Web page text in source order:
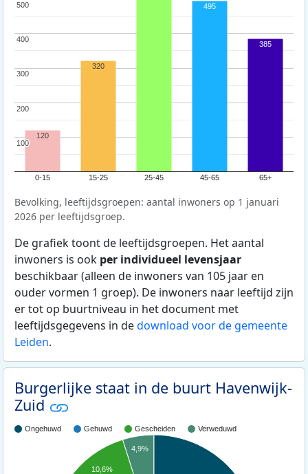
0-15 15-25 25-45 45-65 65+
100
100
200
200
300
300
400
400
500
500
120
320
495
385
Bevolking, leeftijdsgroepen: aantal inwoners op 1 januari
2026 per leeftijdsgroep.
De grafiek toont de leeftijdsgroepen. Het aantal
inwoners is ook per individueel levensjaar
beschikbaar (alleen de inwoners van 105 jaar en
ouder vormen 1 groep). De inwoners naar leeftijd zijn
er tot op buurtniveau in het document met
leeftijdsgegevens in dedownload voor de gemeente
Leiden.
Burgerlijke staat in de buurt Havenwijk-
Zuid
Ongehuwd Gehuwd Gescheiden Verweduwd
4,9%
10,6%